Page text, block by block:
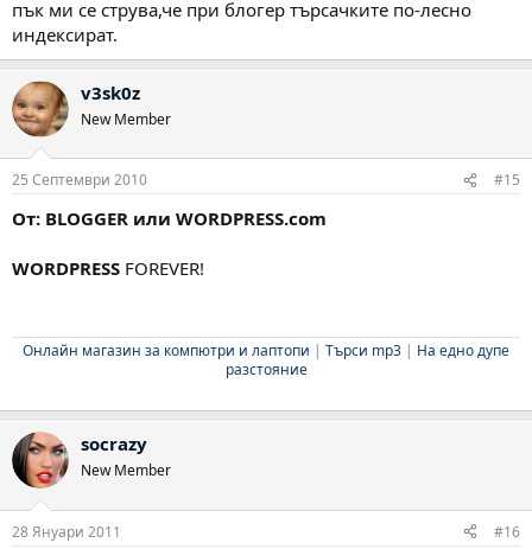
пък ми се струва,че при блогер търсачките по-лесно
индексират.
v3sk0z
New Member
25 Септември 2010 #15
От: BLOGGER или WORDPRESS.com
WORDPRESS FOREVER!
Онлайн магазин за компютри и лаптопи | Търси mp3 | На едно дупе
разстояние
socrazy
New Member
28 Януари 2011 #16